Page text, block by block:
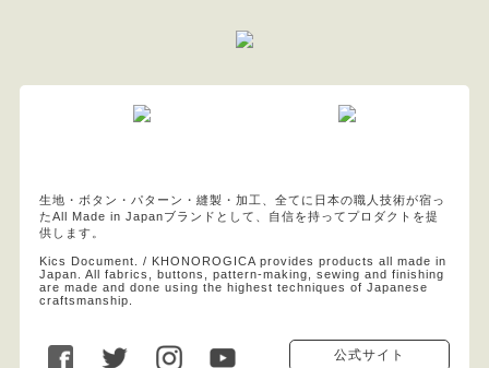
生地・ボタン・パターン・縫製・加工、全てに日本の職人技術が宿っ
たAll Made in Japanブランドとして、自信を持ってプロダクトを提
供します。
Kics Document. / KHONOROGICA provides products all made in
Japan. All fabrics, buttons, pattern-making, sewing and finishing
are made and done using the highest techniques of Japanese
craftsmanship.
公式サイト